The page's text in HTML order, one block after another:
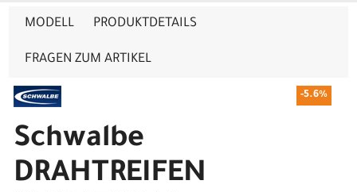
MODELL PRODUKTDETAILS
FRAGEN ZUM ARTIKEL
-5.6%
Schwalbe
DRAHTREIFEN